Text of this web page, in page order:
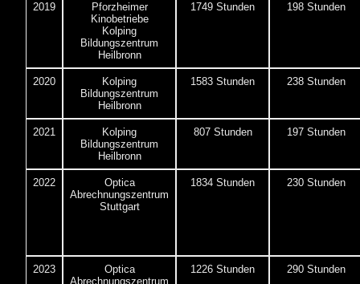
2019
Pforzheimer
Kinobetriebe
Kolping
Bildungszentrum
Heilbronn
1749 Stunden 198 Stunden
2020
Kolping
Bildungszentrum
Heilbronn
1583 Stunden 238 Stunden
2021
Kolping
Bildungszentrum
Heilbronn
807 Stunden 197 Stunden
2022
Optica
Abrechnungszentrum
Stuttgart
1834 Stunden 230 Stunden
2023
Optica
Abrechnungszentrum
1226 Stunden 290 Stunden